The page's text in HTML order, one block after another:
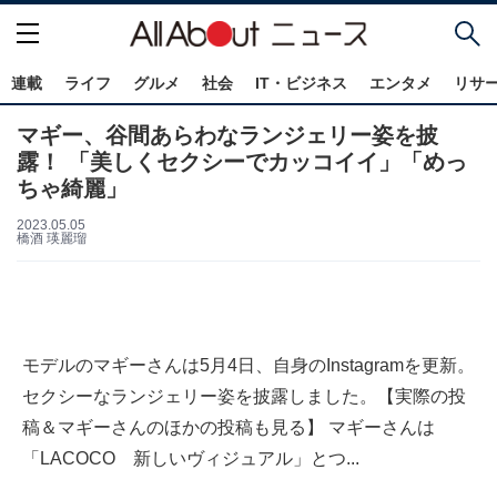
連載 ライフ グルメ 社会 IT・ビジネス エンタメ リサ
マギー、谷間あらわなランジェリー姿を披
露！ 「美しくセクシーでカッコイイ」「めっ
ちゃ綺麗」
2023.05.05
橋酒 瑛麗瑠
モデルのマギーさんは5月4日、自身のInstagramを更新。
セクシーなランジェリー姿を披露しました。【実際の投
稿＆マギーさんのほかの投稿も見る】 マギーさんは
「LACOCO 新しいヴィジュアル」とつ...